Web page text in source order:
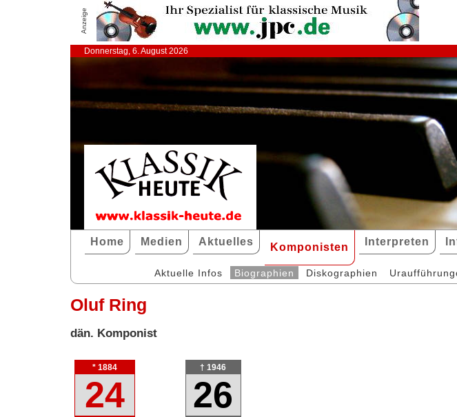
Anzeige
Donnerstag, 6. August 2026
Home Medien Aktuelles Komponisten Interpreten
Aktuelle Infos Biographien Diskographien
Oluf Ring
dän. Komponist
* 1884
24
† 1946
26